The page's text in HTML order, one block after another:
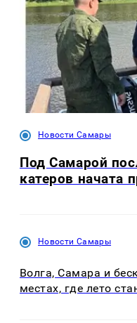
Новости Самары
Под Самарой
катеров начата
Новости Самары
Волга, Самара и
местах, где лето